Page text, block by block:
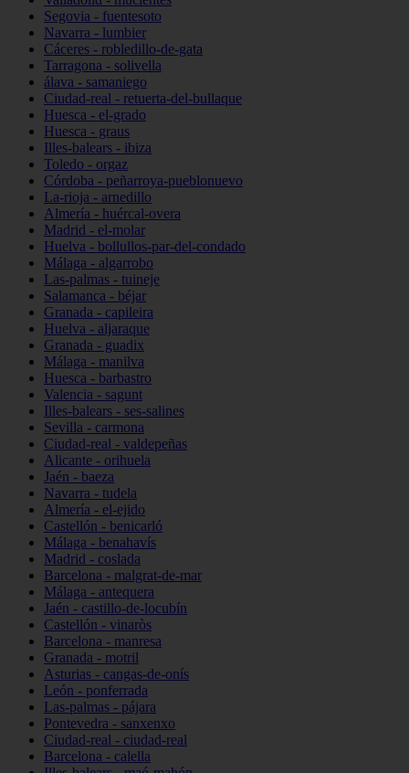
Segovia - fuentesoto
Navarra - lumbier
Cáceres - robledillo-de-gata
Tarragona - solivella
álava - samaniego
Ciudad-real - retuerta-del-bullaque
Huesca - el-grado
Huesca - graus
Illes-balears - ibiza
Toledo - orgaz
Córdoba - peñarroya-pueblonuevo
La-rioja - arnedillo
Almería - huércal-overa
Madrid - el-molar
Huelva - bollullos-par-del-condado
Málaga - algarrobo
Las-palmas - tuineje
Salamanca - béjar
Granada - capileira
Huelva - aljaraque
Granada - guadix
Málaga - manilva
Huesca - barbastro
Valencia - sagunt
Illes-balears - ses-salines
Sevilla - carmona
Ciudad-real - valdepeñas
Alicante - orihuela
Jaén - baeza
Navarra - tudela
Almería - el-ejido
Castellón - benicarló
Málaga - benahavís
Madrid - coslada
Barcelona - malgrat-de-mar
Málaga - antequera
Jaén - castillo-de-locubín
Castellón - vinaròs
Barcelona - manresa
Granada - motril
Asturias - cangas-de-onís
León - ponferrada
Las-palmas - pájara
Pontevedra - sanxenxo
Ciudad-real - ciudad-real
Barcelona - calella